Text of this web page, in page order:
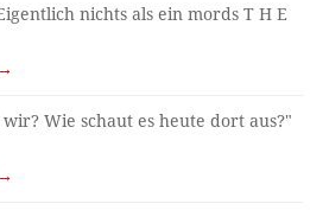
nichts als ein mords T H E
wir? Wie schaut es heute dort aus?"